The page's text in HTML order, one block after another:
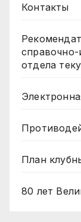
Контакты
отдела
План
80 лет